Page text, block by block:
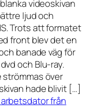
videoskivan
ljud och
Trots att formatet
front blev det en
banade väg för
och Blu-ray.
strömmas över
hade blivit […]
arbetsdator från